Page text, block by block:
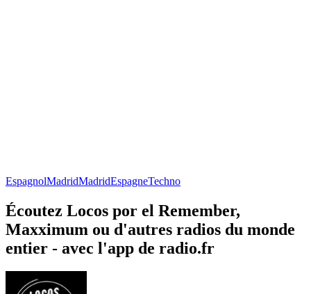
EspagnolMadridMadridEspagneTechno
Écoutez Locos por el Remember,
Maxximum ou d'autres radios du monde
entier - avec l'app de radio.fr